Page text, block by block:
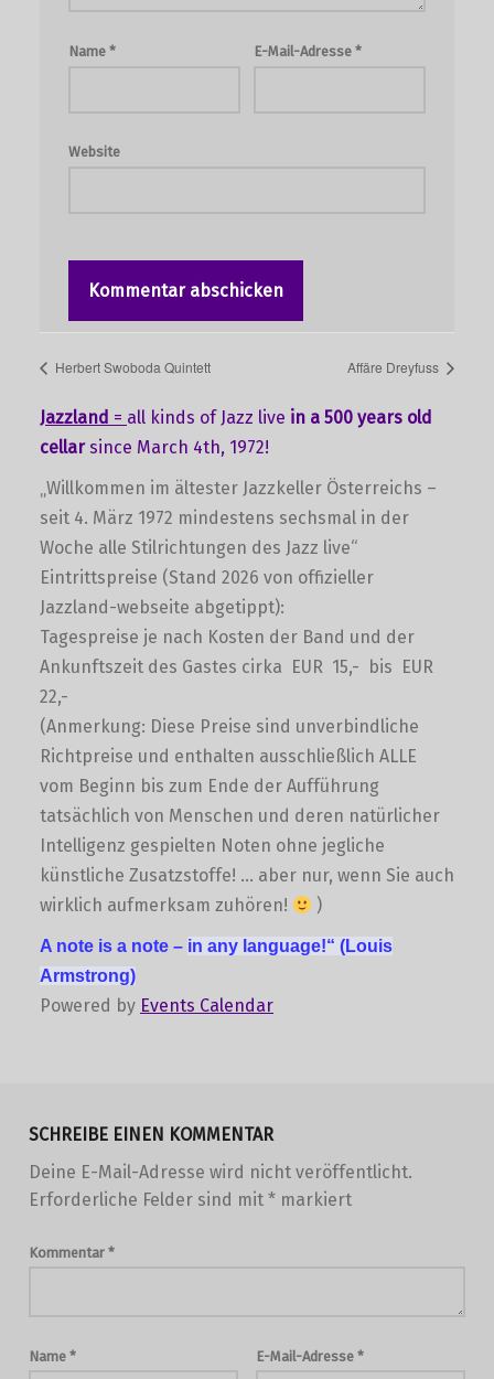
Name * E-Mail-Adresse*
Website
Herbert Swoboda Quintett Affäre Dreyfuss
Jazzland = all kinds of Jazz live in a 500 years old
cellarsince March 4th, 1972!
„Willkommen im ältester Jazzkeller Österreichs –
seit 4. März 1972 mindestens sechsmal in der
Woche alle Stilrichtungen des Jazz live“
Eintrittspreise (Stand 2026 von offizieller
Jazzland-webseite abgetippt):
Tagespreise je nach Kosten der Band und der
Ankunftszeit des Gastes cirka EUR 15,- bis EUR
22,-
(Anmerkung: Diese Preise sind unverbindliche
Richtpreise und enthalten ausschließlich ALLE
vom Beginn bis zum Ende der Aufführung
tatsächlich von Menschen und deren natürlicher
Intelligenz gespielten Noten ohne jegliche
künstliche Zusatzstoffe! … aber nur, wenn Sie auch
wirklich aufmerksam zuhören!
)
A note is a note – in any language!“ (Louis
Armstrong)
Powered by Events Calendar
SCHREIBE EINEN KOMMENTAR
Deine E-Mail-Adresse wird nicht veröffentlicht.
Erforderliche Felder sind mit *markiert
Kommentar *
Name * E-Mail-Adresse *